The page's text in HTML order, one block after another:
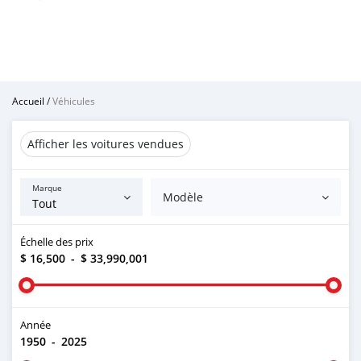
Accueil /Véhicules
Afficher les voitures vendues
Marque
Modèle
Échelle des prix
$ 16,500 - $ 33,990,001
Année
1950 - 2025